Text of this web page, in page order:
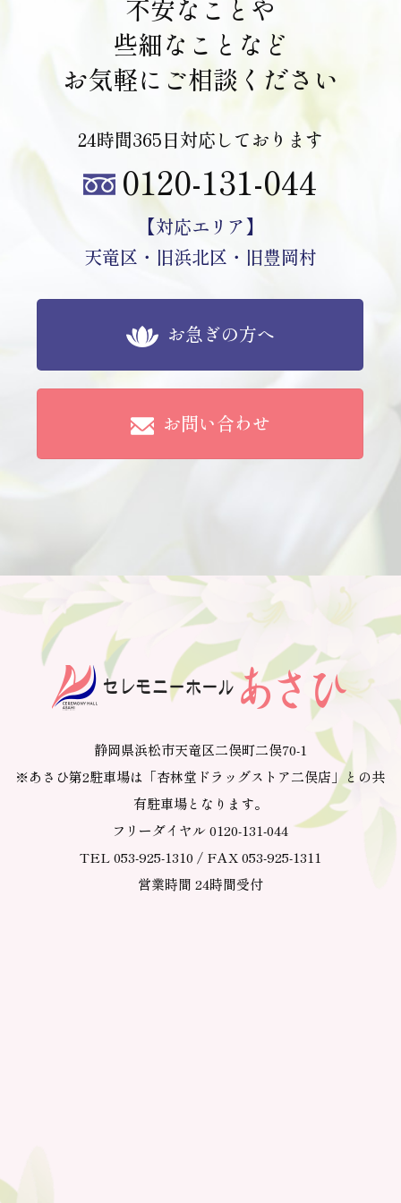
不安なことや
些細なことなど
お気軽にご相談ください
24時間365日対応しております
0120-131-044
【対応エリア】
天竜区・旧浜北区・旧豊岡村
お急ぎの方へ
お問い合わせ
静岡県浜松市天竜区二俣町二俣70-1
※あさひ第2駐車場は「杏林堂ドラッグストア二俣店」との共
有駐車場となります。
フリーダイヤル 0120-131-044
TEL 053-925-1310 / FAX 053-925-1311
営業時間 24時間受付